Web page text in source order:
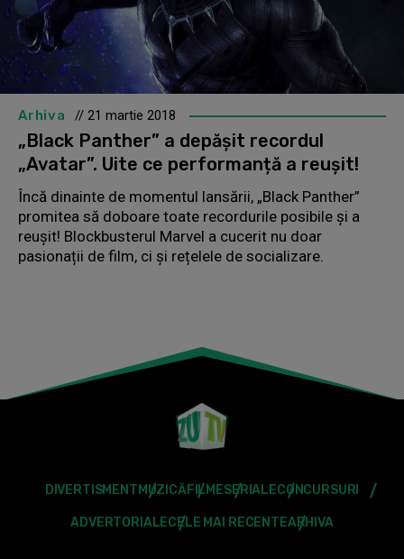
Arhiva // 21 martie 2018
„Black Panther” a depășit recordul
„Avatar”. Uite ce performanță a reușit!
Încă dinainte de momentul lansării, „Black Panther”
promitea să doboare toate recordurile posibile și a
reușit! Blockbusterul Marvel a cucerit nu doar
pasionații de film, ci și rețelele de socializare.
DIVERTISMENT MUZICĂFILMESERIALECONCURSURI
ADVERTORIALECELE MAI RECENTEARHIVA